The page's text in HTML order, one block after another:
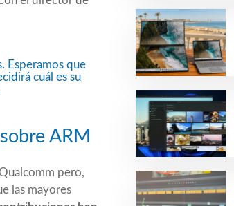
Esperamos que
cuál es su
ARM
pero,
las mayores